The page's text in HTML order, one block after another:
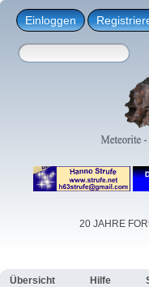
Einloggen
20 JAHRE
Übersicht Hilfe